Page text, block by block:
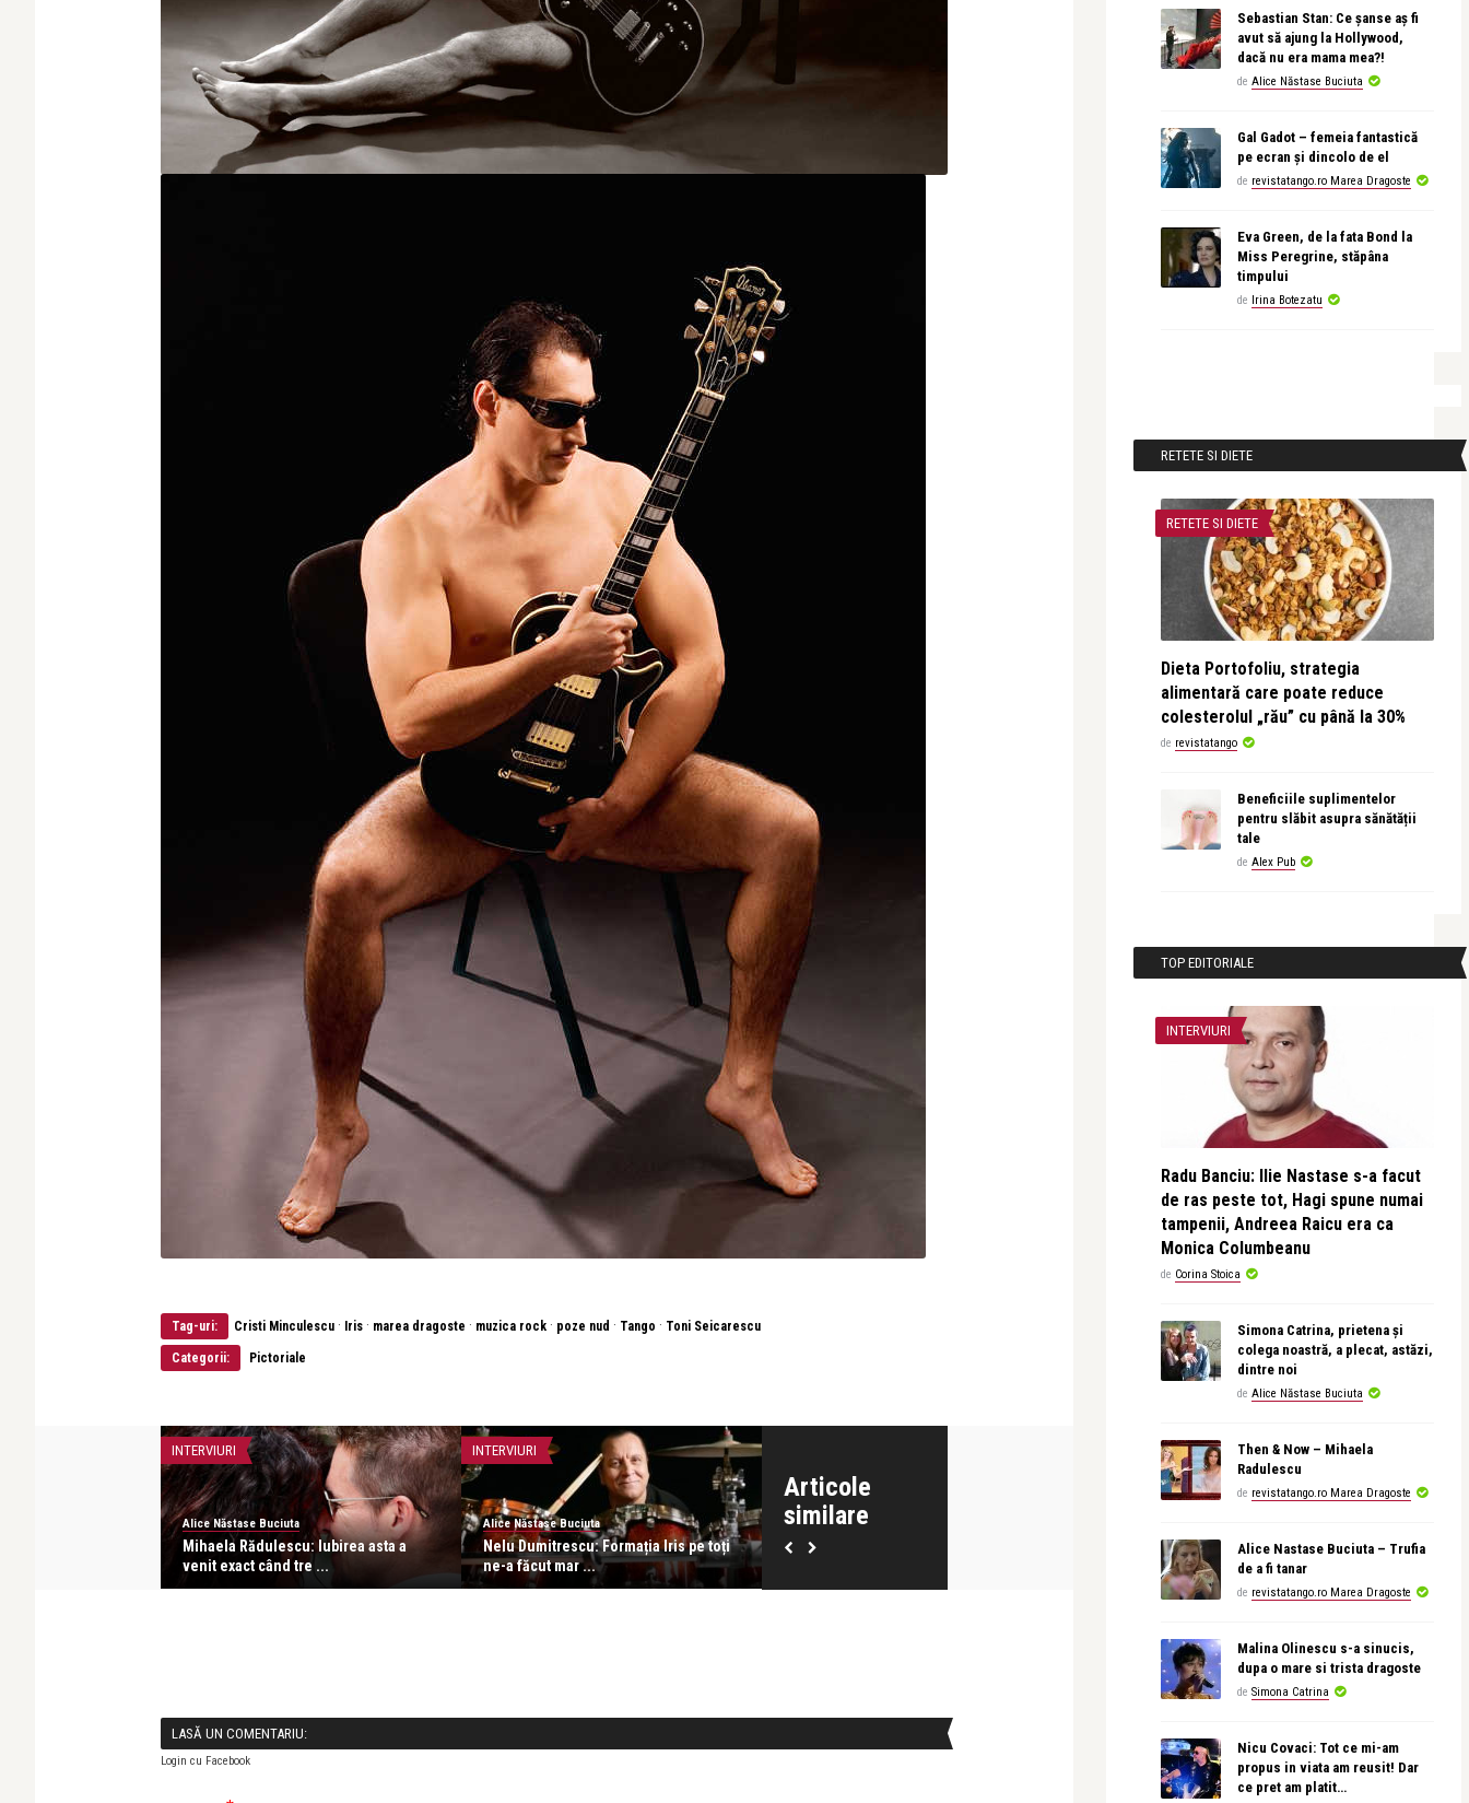
Tag-uri: Cristi Minculescu · Iris · marea dragoste · muzica rock · poze nud · Tango · Toni Seicarescu
Categorii: Pictoriale
Articole
similare
INTERVIURI
Alice Năstase Buciuta
Mihaela Rădulescu: Iubirea asta a
venit exact când tre ...
INTERVIURI
Alice Năstase Buciuta
Nelu Dumitrescu: Formația Iris pe toți
ne-a făcut mar ...
revistatango
Dr. Alina Sturdza: Este esențial să știi
CONCERTE & SPECTACOLE
Analia Selis cântă tango argentinian și
tango interbe ...
Leonid
LASĂ UN COMENTARIU:
Login cu Facebook
Sebastian Stan: Ce șanse aș fi
avut să ajung la Hollywood,
dacă nu era mama mea?!
de Alice Năstase Buciuta
Gal Gadot – femeia fantastică
pe ecran și dincolo de el
de revistatango.ro Marea Dragoste
Eva Green, de la fata Bond la
Miss Peregrine, stăpâna
timpului
de Irina Botezatu
RETETE SI DIETE
RETETE SI DIETE
Dieta Portofoliu, strategia
alimentară care poate reduce
colesterolul „rău” cu până la 30%
de revistatango
Beneficiile suplimentelor
pentru slăbit asupra sănătății
tale
de Alex Pub
TOP EDITORIALE
INTERVIURI
Radu Banciu: Ilie Nastase s-a facut
de ras peste tot, Hagi spune numai
tampenii, Andreea Raicu era ca
Monica Columbeanu
de Corina Stoica
Simona Catrina, prietena și
colega noastră, a plecat, astăzi,
dintre noi
de Alice Năstase Buciuta
Then & Now – Mihaela
Radulescu
de revistatango.ro Marea Dragoste
Alice Nastase Buciuta – Trufia
de a fi tanar
de revistatango.ro Marea Dragoste
Malina Olinescu s-a sinucis,
dupa o mare si trista dragoste
de Simona Catrina
Nicu Covaci: Tot ce mi-am
propus in viata am reusit! Dar
ce pret am platit…